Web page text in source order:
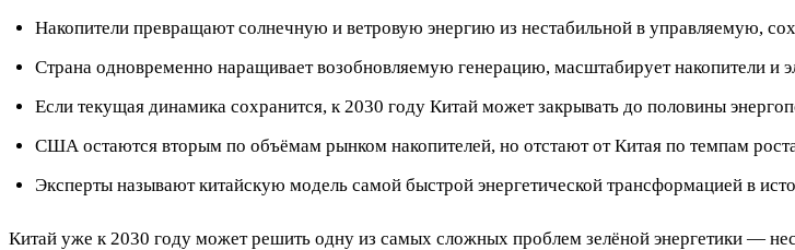
Накопители превращают солнечную и ветровую энергию из нестабильной в управляемую,
Страна одновременно наращивает возобновляемую генерацию, масштабирует накопители и
Если текущая динамика сохранится, к 2030 году Китай может закрывать до половины
США остаются вторым по объёмам рынком накопителей, но отстают от Китая по темпам
Эксперты называют китайскую модель самой быстрой энергетической трансформацией в
Китай уже к 2030 году может решить одну из самых сложных проблем зелёной энергетики —